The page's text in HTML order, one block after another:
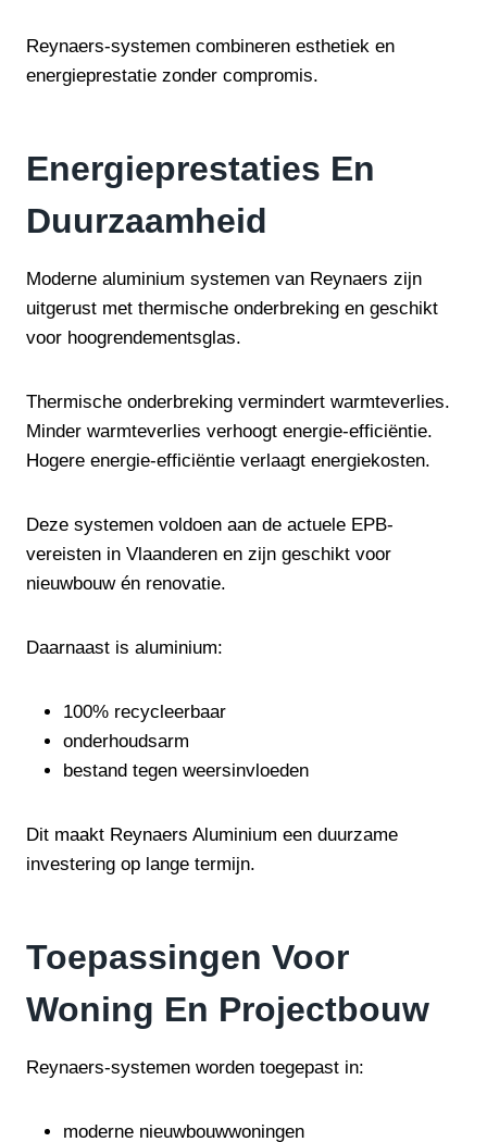
Reynaers-systemen combineren esthetiek en
energieprestatie zonder compromis.
Energieprestaties En
Duurzaamheid
Moderne aluminium systemen van Reynaers zijn
uitgerust met thermische onderbreking en geschikt
voor hoogrendementsglas.
Thermische onderbreking vermindert warmteverlies.
Minder warmteverlies verhoogt energie-efficiëntie.
Hogere energie-efficiëntie verlaagt energiekosten.
Deze systemen voldoen aan de actuele EPB-
vereisten in Vlaanderen en zijn geschikt voor
nieuwbouw én renovatie.
Daarnaast is aluminium:
100% recycleerbaar
onderhoudsarm
bestand tegen weersinvloeden
Dit maakt Reynaers Aluminium een duurzame
investering op lange termijn.
Toepassingen Voor
Woning En Projectbouw
Reynaers-systemen worden toegepast in:
moderne nieuwbouwwoningen